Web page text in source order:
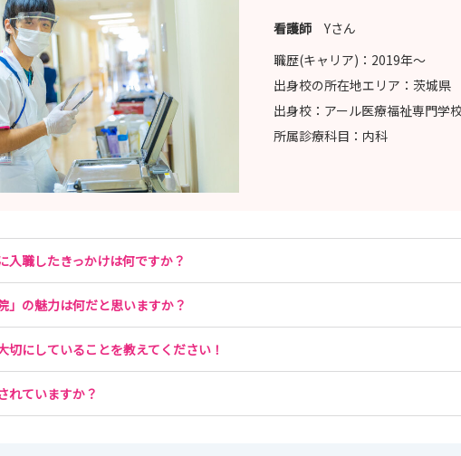
看護師 Yさん
職歴(キャリア)： 2019年〜
出身校の所在地エリア： 茨城県
出身校： アール医療福祉専門学
所属診療科目： 内科
入職したきっかけは何ですか？
」の魅力は何だと思いますか？
切にしていることを教えてください！
れていますか？